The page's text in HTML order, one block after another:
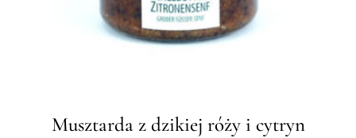
Musztarda z dzikiej róży i cytryn